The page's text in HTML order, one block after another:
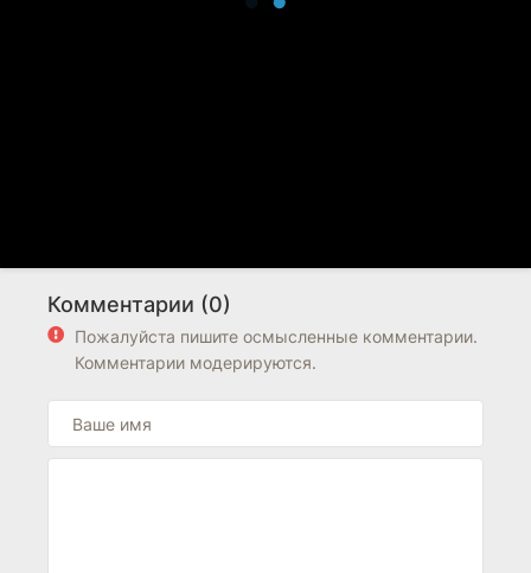
Комментарии (0)
Пожалуйста пишите осмысленные комментарии.
Комментарии модерируются.